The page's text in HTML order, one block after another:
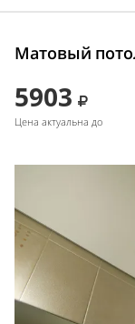
Матовый
5903
Цена актуальна до